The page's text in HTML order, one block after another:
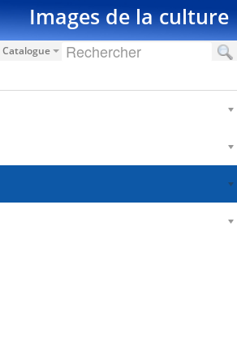
Images de la culture
Catalogue